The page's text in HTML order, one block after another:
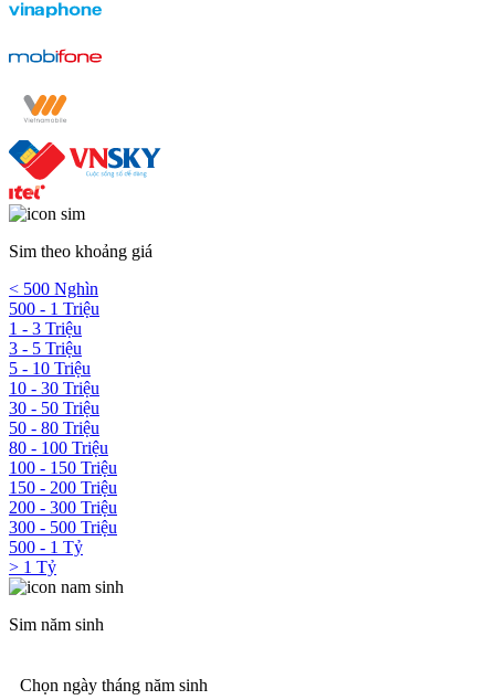
Sim theo khoảng giá
< 500 Nghìn
500 - 1 Triệu
1 - 3 Triệu
3 - 5 Triệu
5 - 10 Triệu
10 - 30 Triệu
30 - 50 Triệu
50 - 80 Triệu
80 - 100 Triệu
100 - 150 Triệu
150 - 200 Triệu
200 - 300 Triệu
300 - 500 Triệu
500 - 1 Tỷ
> 1 Tỷ
Sim năm sinh
Chọn ngày tháng năm sinh